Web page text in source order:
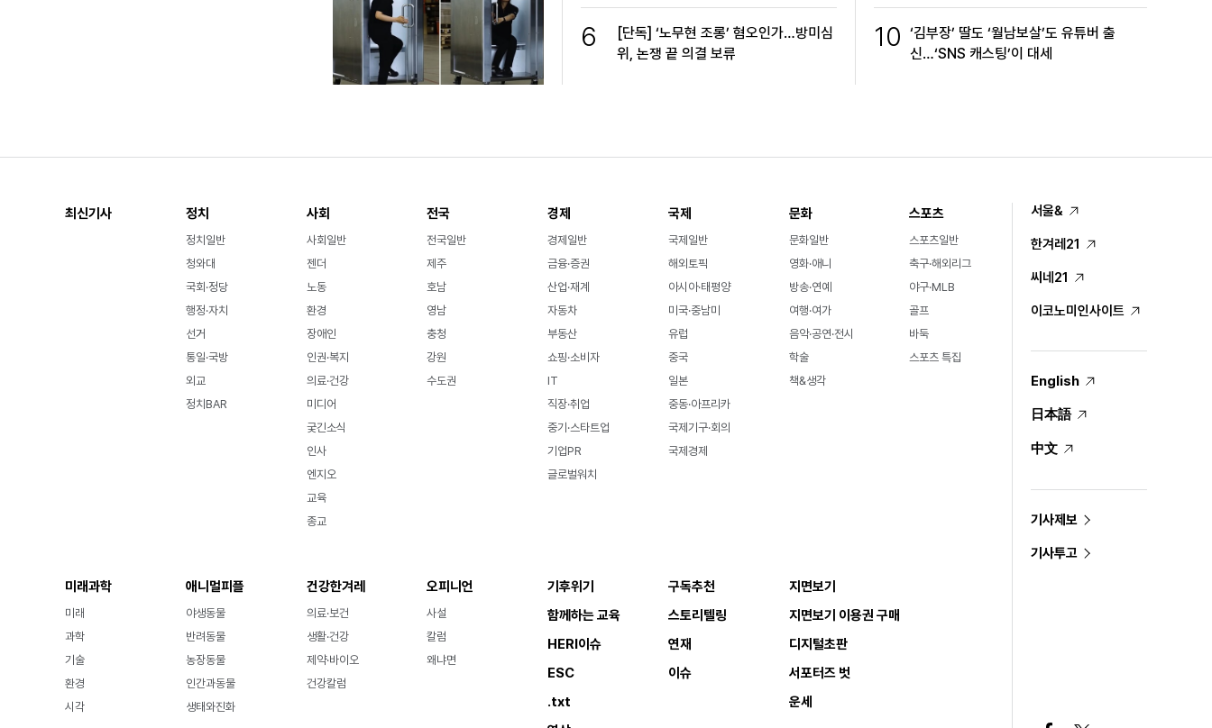
6
[단독] ‘노무현 조롱’ 혐오인가…방미심
위, 논쟁 끝 의결 보류
10 ‘김부장’ 딸도 ‘월남보살’도 유튜버 출
신…‘SNS 캐스팅’이 대세
최신기사 정치
정치일반
청와대
국회·정당
행정·자치
선거
통일·국방
외교
정치BAR
사회
사회일반
젠더
노동
환경
장애인
인권·복지
의료·건강
미디어
궂긴소식
인사
엔지오
교육
종교
전국
전국일반
제주
호남
영남
충청
강원
수도권
경제
경제일반
금융·증권
산업·재계
자동차
부동산
쇼핑·소비자
IT
직장·취업
중기·스타트업
기업PR
글로벌워치
국제
국제일반
해외토픽
아시아·태평양
미국·중남미
유럽
중국
일본
중동·아프리카
국제기구·회의
국제경제
문화
문화일반
영화·애니
방송·연예
여행·여가
음악·공연·전시
학술
책&생각
스포츠
스포츠일반
축구·해외리그
야구·MLB
골프
바둑
스포츠 특집
미래과학
미래
과학
기술
환경
시각
애니멀피플
야생동물
반려동물
농장동물
인간과동물
생태와진화
건강한겨레
의료·보건
생활·건강
제약·바이오
건강칼럼
오피니언
사설
칼럼
왜냐면
기후위기
함께하는 교육
HERI이슈
ESC
.txt
구독추천
스토리텔링
연재
이슈
지면보기
지면보기 이용권 구매
디지털초판
서포터즈 벗
운세
서울&
한겨레21
씨네21
이코노미인사이트
English
日本語
中文
기사제보
기사투고